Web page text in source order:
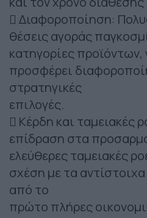
 Διαφοροποίηση:
θέσεις αγοράς
κατηγορίες προϊόντων,
προσφέρει
στρατηγικές
επιλογές.
 Κέρδη και ταμειακές
επίδραση στα
ελεύθερες ταμειακές
σχέση με τα
από το
πρώτο πλήρες